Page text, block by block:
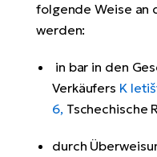
folgende Weise an
werden:
in bar in den
Verkäufers K
6, Tschechische
durch